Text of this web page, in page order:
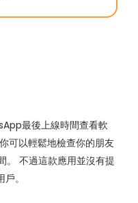
最後上線時間查看軟
可以輕鬆地檢查你的朋友
不過這款應用並沒有提
。